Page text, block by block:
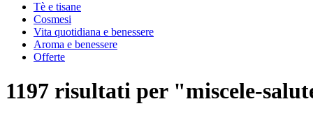
Tè e tisane
Cosmesi
Vita quotidiana e benessere
Aroma e benessere
Offerte
1197 risultati per "miscele-